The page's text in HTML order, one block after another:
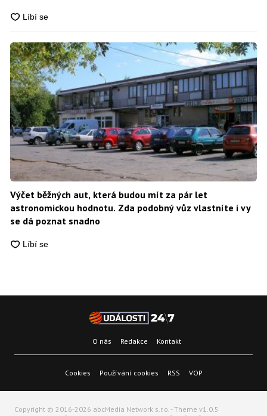
Výčet běžných aut, která budou mít za pár let
astronomickou hodnotu. Zda podobný vůz vlastníte i vy
se dá poznat snadno
O nás Redakce Kontakt
Cookies Používání cookies RSS VOP
Copyright © 2016-2026 abcMedia Network s.r.o. - Theme v1.0.5